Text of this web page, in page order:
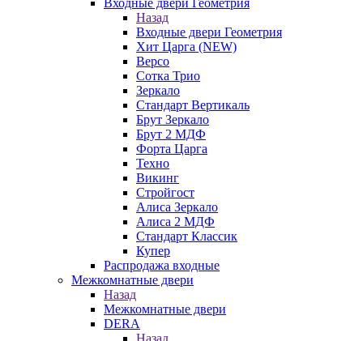
Входные двери Геометрия
Назад
Входные двери Геометрия
Хит Царга (NEW)
Версо
Сотка Трио
Зеркало
Стандарт Вертикаль
Брут Зеркало
Брут 2 МДФ
Форта Царга
Техно
Викинг
Стройгост
Алиса Зеркало
Алиса 2 МДФ
Стандарт Классик
Купер
Распродажа входные
Межкомнатные двери
Назад
Межкомнатные двери
DERA
Назад